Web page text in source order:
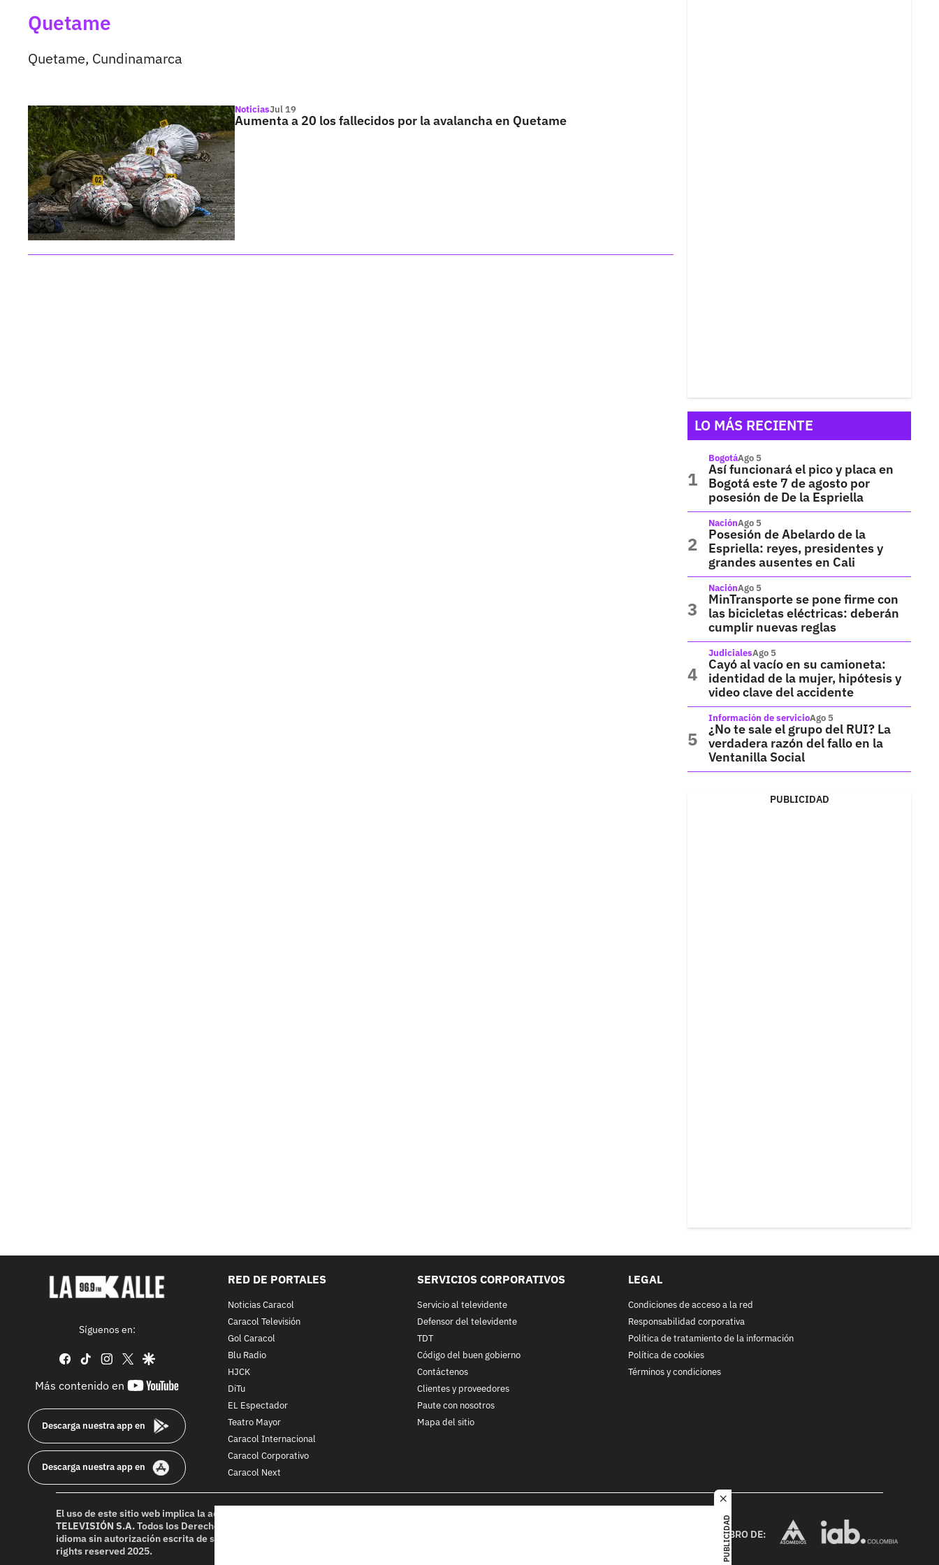
close
PUBLICIDAD
Quetame
Quetame, Cundinamarca
NoticiasJul 19
Aumenta a 20 los fallecidos por la avalancha en Quetame
LO MÁS RECIENTE
BogotáAgo 5
Así funcionará el pico y placa en
Bogotá este 7 de agosto por
posesión de De la Espriella
NaciónAgo 5
Posesión de Abelardo de la
Espriella: reyes, presidentes y
grandes ausentes en Cali
NaciónAgo 5
MinTransporte se pone firme con
las bicicletas eléctricas: deberán
cumplir nuevas reglas
JudicialesAgo 5
Cayó al vacío en su camioneta:
identidad de la mujer, hipótesis y
video clave del accidente
Información de servicioAgo 5
¿No te sale el grupo del RUI? La
verdadera razón del fallo en la
Ventanilla Social
PUBLICIDAD
Síguenos en:
facebook
tiktok instagram
twittergoogle
Más contenido en
youtube-
Descarga nuestra app en
Descarga nuestra app en
RED DE PORTALES
Noticias Caracol
Caracol Televisión
Gol Caracol
Blu Radio
HJCK
DiTu
EL Espectador
Teatro Mayor
Caracol Internacional
Caracol Corporativo
Caracol Next
SERVICIOS CORPORATIVOS
Servicio al televidente
Defensor del televidente
TDT
Código del buen gobierno
Contáctenos
Clientes y proveedores
Paute con nosotros
Mapa del sitio
LEGAL
Condiciones de acceso a la red
Responsabilidad corporativa
Política de tratamiento de la información
Política de cookies
Términos y condiciones
El uso de este sitio web implica la aceptación de los
TELEVISIÓN S.A.Todos los Derechos Reservados D.R.A. Prohibida su reproducción total o parcial, así como su traducción a cualquier
idioma sin autorización escrita de su titular. Reproduction in whole or in part, or translation without written permission is prohibited. All
rights reserved 2025.
MIEMBRO DE: